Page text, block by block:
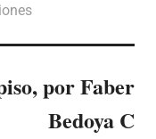
por Faber
Bedoya C